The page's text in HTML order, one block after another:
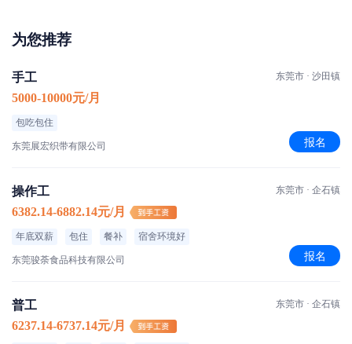
为您推荐
手工
5000-10000元/月
包吃包住
东莞展宏织带有限公司
东莞市 · 沙田镇
报名
操作工
6382.14-6882.14元/月
年底双薪 包住 餐补 宿舍环境好
东莞骏荼食品科技有限公司
东莞市 · 企石镇
报名
普工
6237.14-6737.14元/月
东莞市 · 企石镇